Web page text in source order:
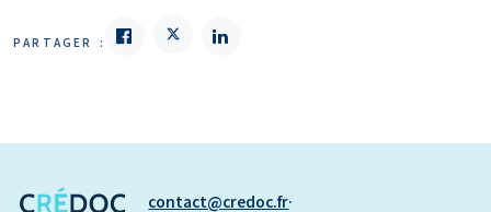
PARTAGER :
contact credoc.fr·